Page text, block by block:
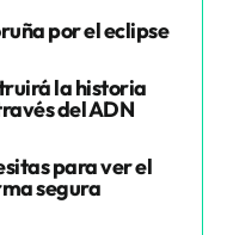
por el eclipse
la historia
del ADN
para ver el
segura